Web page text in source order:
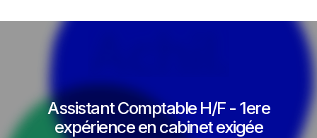
Assistant Comptable H/F - 1ere
expérience en cabinet exigée